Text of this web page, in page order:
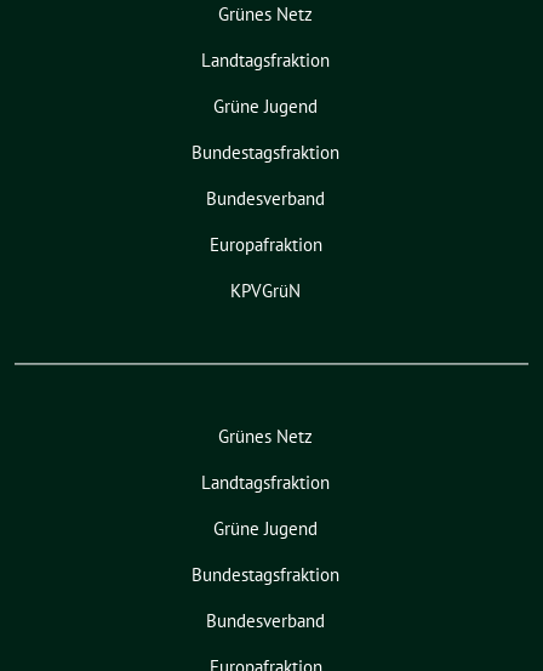
Grünes Netz
Landtagsfraktion
Grüne Jugend
Bundestagsfraktion
Bundesverband
Europafraktion
KPVGrüN
Grünes Netz
Landtagsfraktion
Grüne Jugend
Bundestagsfraktion
Bundesverband